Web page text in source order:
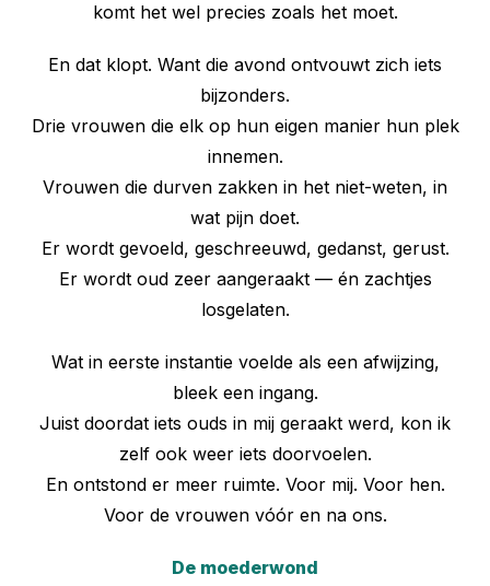
komt het wel precies zoals het moet.
En dat klopt. Want die avond ontvouwt zich iets
bijzonders.
Drie vrouwen die elk op hun eigen manier hun plek
innemen.
Vrouwen die durven zakken in het niet-weten, in
wat pijn doet.
Er wordt gevoeld, geschreeuwd, gedanst, gerust.
Er wordt oud zeer aangeraakt — én zachtjes
losgelaten.
Wat in eerste instantie voelde als een afwijzing,
bleek een ingang.
Juist doordat iets ouds in mij geraakt werd, kon ik
zelf ook weer iets doorvoelen.
En ontstond er meer ruimte. Voor mij. Voor hen.
Voor de vrouwen vóór en na ons.
De moederwond